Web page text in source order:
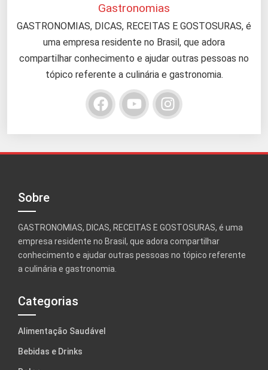
Gastronomias
GASTRONOMIAS, DICAS, RECEITAS E GOSTOSURAS, é
uma empresa residente no Brasil, que adora
compartilhar conhecimento e ajudar outras pessoas no
tópico referente a culinária e gastronomia.
Sobre
GASTRONOMIAS, DICAS, RECEITAS E GOSTOSURAS, é uma
empresa residente no Brasil, que adora compartilhar
conhecimento e ajudar outras pessoas no tópico referente
a culinária e gastronomia.
Categorias
Alimentação Saudável
Bebidas e Drinks